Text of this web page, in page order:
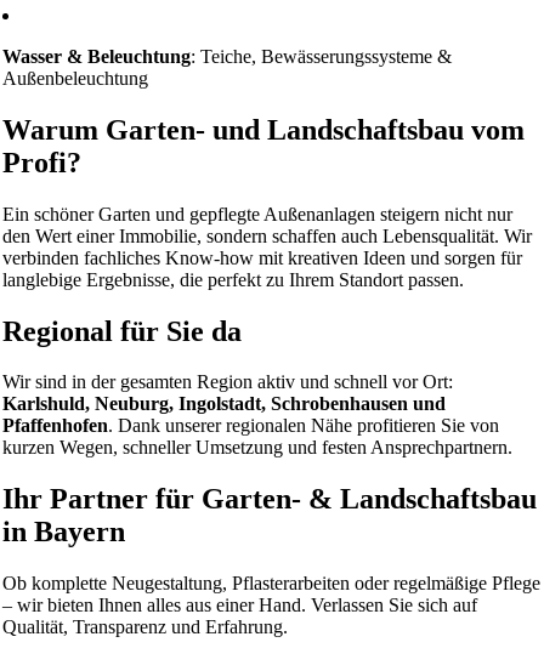
Wasser & Beleuchtung: Teiche, Bewässerungssysteme &
Außenbeleuchtung
Warum Garten- und Landschaftsbau vom
Profi?
Ein schöner Garten und gepflegte Außenanlagen steigern nicht nur
den Wert einer Immobilie, sondern schaffen auch Lebensqualität. Wir
verbinden fachliches Know-how mit kreativen Ideen und sorgen für
langlebige Ergebnisse, die perfekt zu Ihrem Standort passen.
Regional für Sie da
Wir sind in der gesamten Region aktiv und schnell vor Ort:
Karlshuld, Neuburg, Ingolstadt, Schrobenhausen und
Pfaffenhofen. Dank unserer regionalen Nähe profitieren Sie von
kurzen Wegen, schneller Umsetzung und festen Ansprechpartnern.
Ihr Partner für Garten- & Landschaftsbau
in Bayern
Ob komplette Neugestaltung, Pflasterarbeiten oder regelmäßige Pflege
– wir bieten Ihnen alles aus einer Hand. Verlassen Sie sich auf
Qualität, Transparenz und Erfahrung.